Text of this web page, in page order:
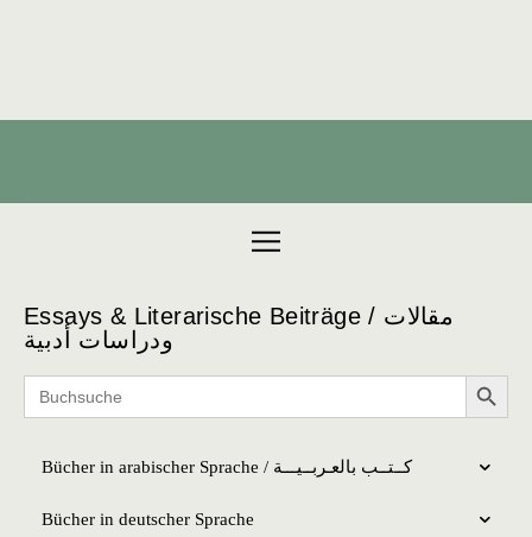
Essays & Literarische Beiträge / مقالات
ودراسات أدبية
Search
for:
Search
Bücher in arabischer Sprache / كــتــب بالعـربــیـــة
Bücher in deutscher Sprache